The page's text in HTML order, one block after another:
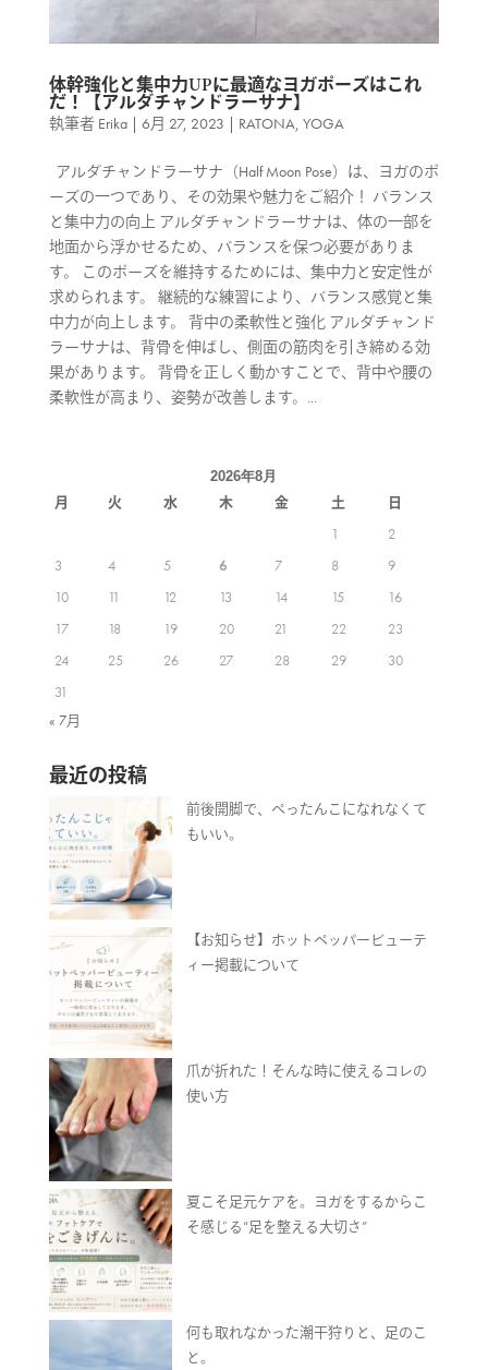
体幹強化と集中力UPに最適なヨガポーズはこれ
だ！【アルダチャンドラーサナ】
執筆者 Erika| 6月 27, 2023 RATONA, YOGA
アルダチャンドラーサナ（Half Moon Pose）は、ヨガのポ
ーズの一つであり、その効果や魅力をご紹介！ バランス
と集中力の向上 アルダチャンドラーサナは、体の一部を
地面から浮かせるため、バランスを保つ必要がありま
す。 このポーズを維持するためには、集中力と安定性が
求められます。 継続的な練習により、バランス感覚と集
中力が向上します。 背中の柔軟性と強化 アルダチャンド
ラーサナは、背骨を伸ばし、側面の筋肉を引き締める効
果があります。 背骨を正しく動かすことで、背中や腰の
柔軟性が高まり、姿勢が改善します。...
2026年8月
月 火 水 木 金 土
日
1
2
3
4 5 6 7 8
9
10
11 12 13 14 15
16
17
18 19 20 21 22
23
24
25 26 27 28 29
30
31
« 7月
最近の投稿
前後開脚で、ぺったんこになれなくて
もいい。
【お知らせ】ホットペッパービューテ
ィー掲載について
爪が折れた！そんな時に使えるコレの
使い方
夏こそ足元ケアを。ヨガをするからこ
そ感じる“足を整える大切さ”
何も取れなかった潮干狩りと、足のこ
と。